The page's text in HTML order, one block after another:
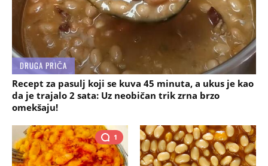
DRUGA PRIČA
Recept za pasulj koji se kuva 45 minuta, a ukus je kao
da je trajalo 2 sata: Uz neobičan trik zrna brzo
omekšaju!
1